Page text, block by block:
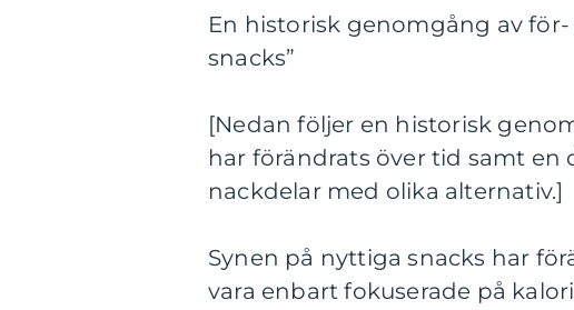
En historisk genomgång av
snacks”
[Nedan följer en historisk
har förändrats över tid samt en
nackdelar med olika alternativ.]
Synen på nyttiga snacks har
vara enbart fokuserade på